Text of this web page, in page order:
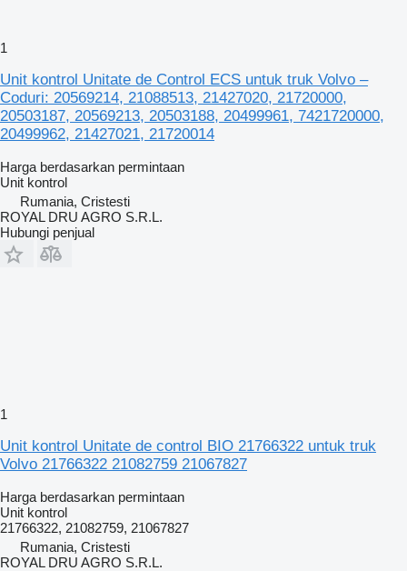
1
Unit kontrol Unitate de Control ECS untuk truk Volvo –
Coduri: 20569214, 21088513, 21427020, 21720000,
20503187, 20569213, 20503188, 20499961, 7421720000,
20499962, 21427021, 21720014
Harga berdasarkan permintaan
Unit kontrol
Rumania, Cristesti
ROYAL DRU AGRO S.R.L.
Hubungi penjual
1
Unit kontrol Unitate de control BIO 21766322 untuk truk
Volvo 21766322 21082759 21067827
Harga berdasarkan permintaan
Unit kontrol
21766322, 21082759, 21067827
Rumania, Cristesti
ROYAL DRU AGRO S.R.L.